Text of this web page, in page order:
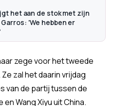
het aan de stok met zijn
'We hebben er
zege voor het tweede
zal het daarin vrijdag
van de partij tussen de
Wang Xiyu uit China.